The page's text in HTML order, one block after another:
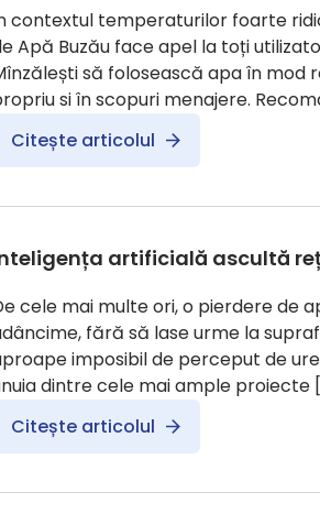
contextul temperaturilor foarte
Apă Buzău face apel la toți
să folosească apa în
si în scopuri menajere.
Citește articolul
artificială ascultă
cele mai multe ori, o pierdere de
fără să lase urme la
imposibil de perceput de
dintre cele mai ample proiecte
Citește articolul